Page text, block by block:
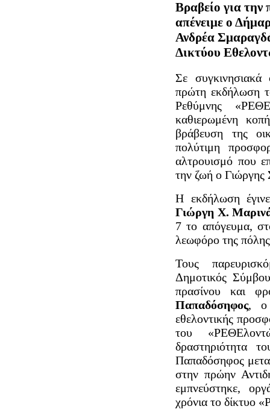
Βραβείο για
απένειμε ο
Ανδρέα
Δικτύου
Σε συγκινησιακά
πρώτη εκδήλωση
Ρεθύμνης
καθιερωμένη
βράβευση της
πολύτιμη
αλτρουισμό που
την ζωή ο Γιώργης
Η εκδήλωση
Γιώργη Χ.
7 το απόγευμα,
λεωφόρο της
Τους
Δημοτικός
πρασίνου και
Παπαδόσηφος, ο
εθελοντικής
του
δραστηριότητα
Παπαδόσηφος
στην πρώην
εμπνεύστηκε,
χρόνια το δίκτυο